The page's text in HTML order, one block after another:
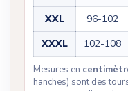
XXL
96-102
XXXL
102-108
Mesures en
hanches) sont des